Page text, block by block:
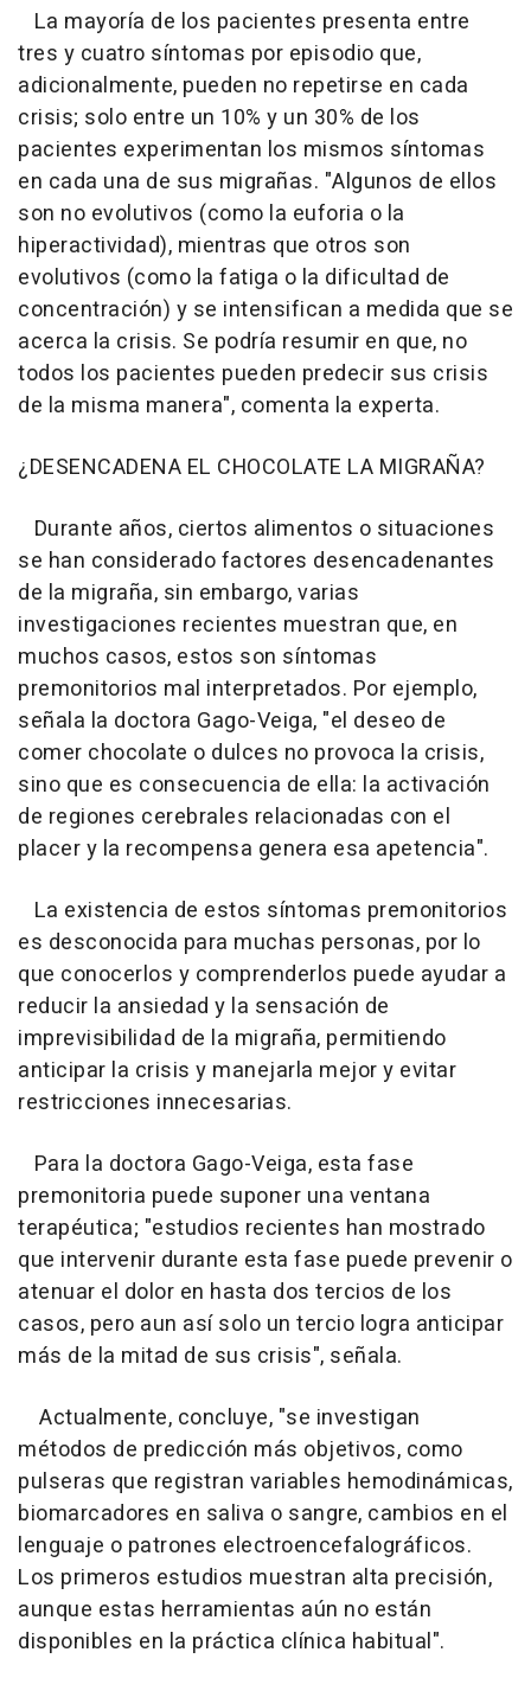
La mayoría de los pacientes presenta entre
tres y cuatro síntomas por episodio que,
adicionalmente, pueden no repetirse en cada
crisis; solo entre un 10% y un 30% de los
pacientes experimentan los mismos síntomas
en cada una de sus migrañas. "Algunos de ellos
son no evolutivos (como la euforia o la
hiperactividad), mientras que otros son
evolutivos (como la fatiga o la dificultad de
concentración) y se intensifican a medida que se
acerca la crisis. Se podría resumir en que, no
todos los pacientes pueden predecir sus crisis
de la misma manera", comenta la experta.
¿DESENCADENA EL CHOCOLATE LA MIGRAÑA?
Durante años, ciertos alimentos o situaciones
se han considerado factores desencadenantes
de la migraña, sin embargo, varias
investigaciones recientes muestran que, en
muchos casos, estos son síntomas
premonitorios mal interpretados. Por ejemplo,
señala la doctora Gago-Veiga, "el deseo de
comer chocolate o dulces no provoca la crisis,
sino que es consecuencia de ella: la activación
de regiones cerebrales relacionadas con el
placer y la recompensa genera esa apetencia".
La existencia de estos síntomas premonitorios
es desconocida para muchas personas, por lo
que conocerlos y comprenderlos puede ayudar a
reducir la ansiedad y la sensación de
imprevisibilidad de la migraña, permitiendo
anticipar la crisis y manejarla mejor y evitar
restricciones innecesarias.
Para la doctora Gago-Veiga, esta fase
premonitoria puede suponer una ventana
terapéutica; "estudios recientes han mostrado
que intervenir durante esta fase puede prevenir o
atenuar el dolor en hasta dos tercios de los
casos, pero aun así solo un tercio logra anticipar
más de la mitad de sus crisis", señala.
Actualmente, concluye, "se investigan
métodos de predicción más objetivos, como
pulseras que registran variables hemodinámicas,
biomarcadores en saliva o sangre, cambios en el
lenguaje o patrones electroencefalográficos.
Los primeros estudios muestran alta precisión,
aunque estas herramientas aún no están
disponibles en la práctica clínica habitual".